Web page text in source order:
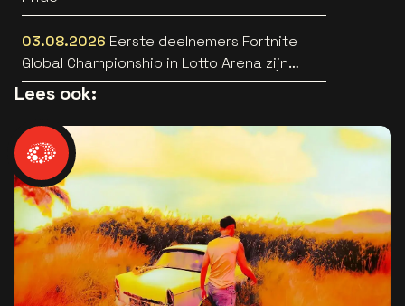
03.08.2026 Eerste deelnemers Fortnite
Global Championship in Lotto Arena zijn
bekend
Lees ook: